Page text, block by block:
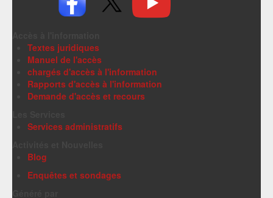
Textes juridiques
Manuel de l'accès
chargés d'accès à l'information
Rapports d'accès à l'information
Demande d'accès et recours
Services administratifs
Blog
Enquêtes et sondages